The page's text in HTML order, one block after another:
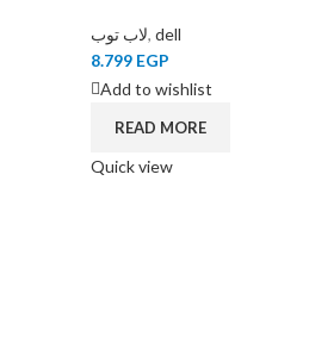
لاب توب, dell
8.799 EGP
Add to wishlist
READ MORE
Quick view